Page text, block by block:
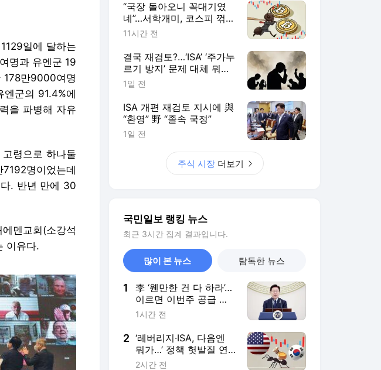
일에 달하는
명과 유엔군 19
178만9000여명
군의 91.4%에
을 파병해 자유
령으로 하나둘
명이었는데
. 반년 만에 30
덴교회(소강석
이유다.
“국장 돌아오니 꼭대기였
네”…서학개미, 코스피 꺾이
자 다시 ‘미장’으로
11시간 전
결국 재검토?…‘ISA’ ‘주가누
르기 방지’ 문제 대체 뭐길
래
1일 전
ISA 개편 재검토 지시에 與
“환영” 野 “졸속 국정”
1일 전
주식 시장 더보기
국민일보 랭킹 뉴스
최근 3시간 집계 결과입니다.
많이 본 뉴스 탐독한 뉴스
1
李 ‘웬만한 건 다 하라’…
이르면 이번주 공급 대
책 발표
1시간 전
2 ‘레버리지·ISA, 다음엔
뭐가…’ 정책 헛발질 연
속에 국장 신뢰↓ 개미
2시간 전